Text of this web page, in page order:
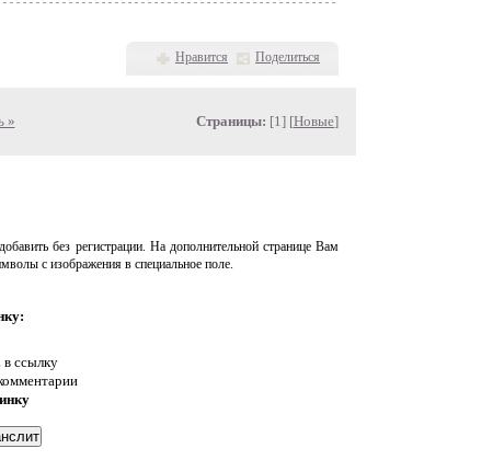
Нравится Поделиться
» Страницы: [1] [Новые]
без регистрации. На дополнительной странице Вам
с изображения в специальное поле.
ссылку